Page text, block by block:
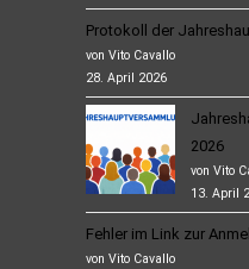
Protokoll der
von Vito Cavallo
28. April 2026
2026
von Vito
13. April
Fehler im Link zur
von Vito Cavallo